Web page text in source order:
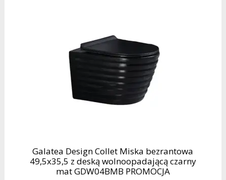
Galatea Design Collet Miska bezrantowa
49,5x35,5 z deską wolnoopadającą czarny
mat GDW04BMB PROMOCJA